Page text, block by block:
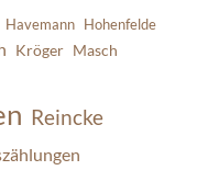
Havemann Hohenfelde
Kröger Masch
Reincke